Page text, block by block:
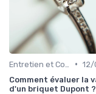
•
Comment évaluer la
d'un briquet Dupont ?